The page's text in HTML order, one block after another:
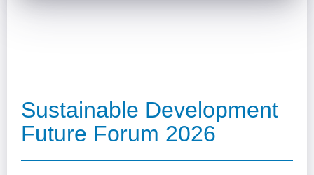
Sustainable Development
Future Forum 2026